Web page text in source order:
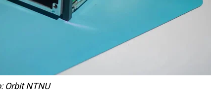
Orbit NTNU